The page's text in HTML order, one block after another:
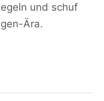
und schuf
Ära.